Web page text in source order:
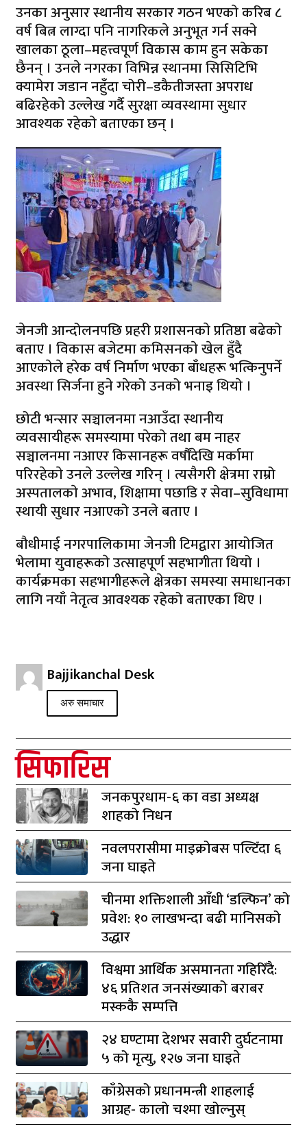
उनका अनुसार स्थानीय सरकार गठन भएकाे करिब ८
वर्ष बित्न लाग्दा पनि नागरिकले अनुभूत गर्न सक्ने
खालका ठूला–महत्त्वपूर्ण विकास काम हुन सकेका
छैनन् । उनले नगरका विभिन्न स्थानमा सिसिटिभि
क्यामेरा जडान नहुँदा चोरी–डकैतीजस्ता अपराध
बढिरहेकाे उल्लेख गर्दै सुरक्षा व्यवस्थामा सुधार
आवश्यक रहेकाे बताएका छन् ।
जेनजी आन्दोलनपछि प्रहरी प्रशासनकाे प्रतिष्ठा बढेकाे
बताए । विकास बजेटमा कमिसनकाे खेल हुँदै
आएकाेले हरेक वर्ष निर्माण भएका बाँधहरू भत्किनुपर्ने
अवस्था सिर्जना हुने गरेको उनको भनाइ थियाे ।
छोटी भन्सार सञ्चालनमा नआउँदा स्थानीय
व्यवसायीहरू समस्यामा परेकाे तथा बम नाहर
सञ्चालनमा नआएर किसानहरू वर्षौंदेखि मर्कामा
परिरहेकाे उनले उल्लेख गरिन् । त्यसैगरी क्षेत्रमा राम्रो
अस्पतालकाे अभाव, शिक्षामा पछाडि र सेवा–सुविधामा
स्थायी सुधार नआएको उनले बताए ।
बौधीमाई नगरपालिकामा जेनजी टिमद्वारा आयोजित
भेलामा युवाहरूकाे उत्साहपूर्ण सहभागीता थियो ।
कार्यक्रमका सहभागीहरूले क्षेत्रका समस्या समाधानका
लागि नयाँ नेतृत्व आवश्यक रहेको बताएका थिए ।
Bajjikanchal Desk
अरु समाचार
सिफारिस
जनकपुरधाम-६ का वडा अध्यक्ष
शाहको निधन
नवलपरासीमा माइक्रोबस पल्टिँदा ६
जना घाइते
चीनमा शक्तिशाली आँधी ‘डल्फिन’ को
प्रवेश: १० लाखभन्दा बढी मानिसको
उद्धार
विश्वमा आर्थिक असमानता गहिरिँदै:
४६ प्रतिशत जनसंख्याको बराबर
मस्ककै सम्पत्ति
२४ घण्टामा देशभर सवारी दुर्घटनामा
५ को मृत्यु, १२७ जना घाइते
काँग्रेसको प्रधानमन्त्री शाहलाई
आग्रह- कालो चश्मा खोल्नुस्